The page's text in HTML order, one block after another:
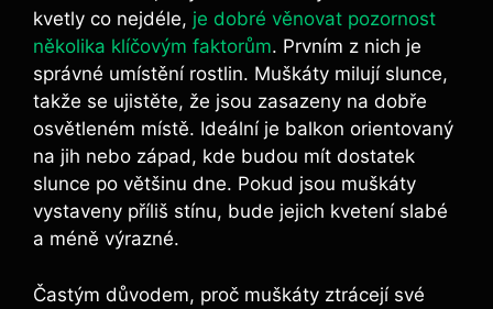
kvetly co nejdéle, je dobré věnovat pozornost
několika klíčovým faktorům. Prvním z nich je
správné umístění rostlin. Muškáty milují slunce,
takže se ujistěte, že jsou zasazeny na dobře
osvětleném místě. Ideální je balkon orientovaný
na jih nebo západ, kde budou mít dostatek
slunce po většinu dne. Pokud jsou muškáty
vystaveny příliš stínu, bude jejich kvetení slabé
a méně výrazné.
Častým důvodem, proč muškáty ztrácejí své